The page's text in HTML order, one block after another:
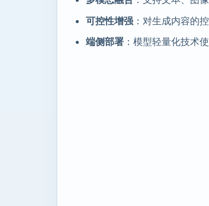
可控性增强 ：对生成内容的
端侧部署 ：模型轻量化技术